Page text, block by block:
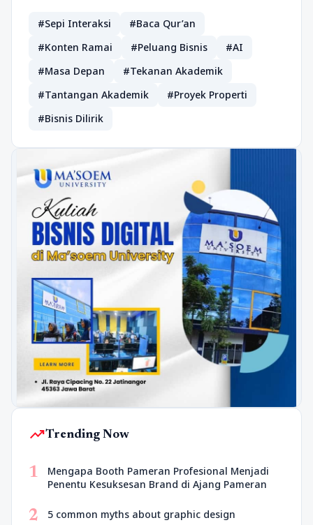
#Sepi Interaksi
#Baca Qur’an
#Konten Ramai
#Peluang Bisnis
#AI
#Masa Depan
#Tekanan Akademik
#Tantangan Akademik
#Proyek Properti
#Bisnis Dilirik
trending_upTrending Now
1
Mengapa Booth Pameran Profesional Menjadi
Penentu Kesuksesan Brand di Ajang Pameran
2 5 common myths about graphic design